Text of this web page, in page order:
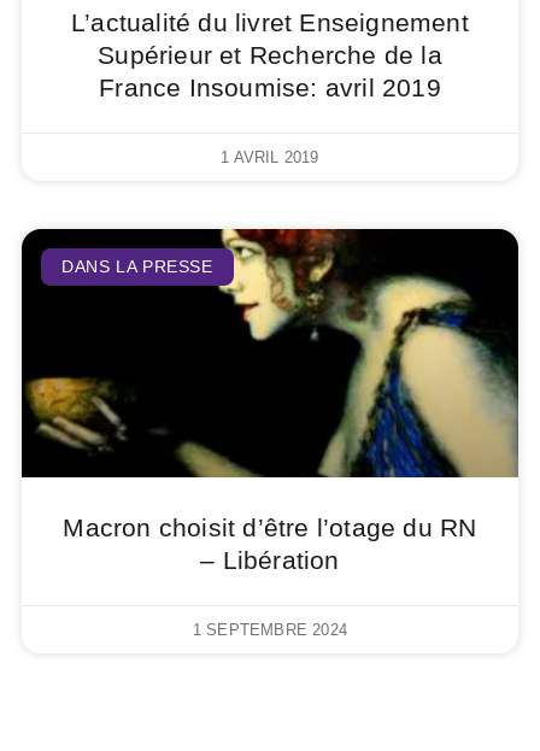
L’actualité du livret Enseignement
Supérieur et Recherche de la
France Insoumise: avril 2019
1 AVRIL 2019
DANS LA PRESSE
Macron choisit d’être l’otage du RN
– Libération
1 SEPTEMBRE 2024